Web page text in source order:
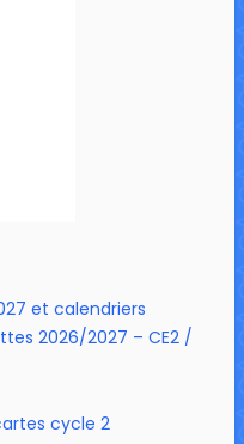
et calendriers
2026/2027 – CE2 /
cycle 2